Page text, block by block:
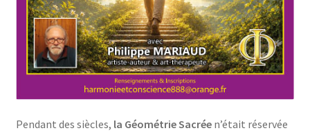
Pendant des siècles, la Géométrie Sacréen’était réservée